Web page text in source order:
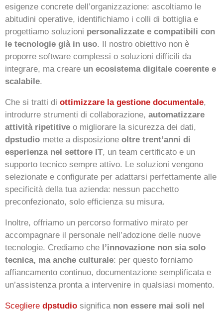
esigenze concrete dell’organizzazione: ascoltiamo le
abitudini operative, identifichiamo i colli di bottiglia e
progettiamo soluzioni personalizzate e compatibili con
le tecnologie già in uso. Il nostro obiettivo non è
proporre software complessi o soluzioni difficili da
integrare, ma creare un ecosistema digitale coerente e
scalabile.
Che si tratti di ottimizzare la gestione documentale,
introdurre strumenti di collaborazione, automatizzare
attività ripetitive o migliorare la sicurezza dei dati,
dpstudio mette a disposizione oltre trent’anni di
esperienza nel settore IT, un team certificato e un
supporto tecnico sempre attivo. Le soluzioni vengono
selezionate e configurate per adattarsi perfettamente alle
specificità della tua azienda: nessun pacchetto
preconfezionato, solo efficienza su misura.
Inoltre, offriamo un percorso formativo mirato per
accompagnare il personale nell’adozione delle nuove
tecnologie. Crediamo che l’innovazione non sia solo
tecnica, ma anche culturale: per questo forniamo
affiancamento continuo, documentazione semplificata e
un’assistenza pronta a intervenire in qualsiasi momento.
Scegliere dpstudio significa non essere mai soli nel